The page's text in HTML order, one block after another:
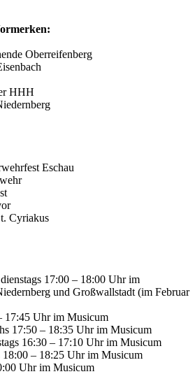
Oberreifenberg
HHH
Eschau
Cyriakus
17:00 – 18:00 Uhr im
und Großwallstadt (im Februar
17:45 Uhr im Musicum
17:50 – 18:35 Uhr im Musicum
16:30 – 17:10 Uhr im Musicum
18:00 – 18:25 Uhr im Musicum
Uhr im Musicum